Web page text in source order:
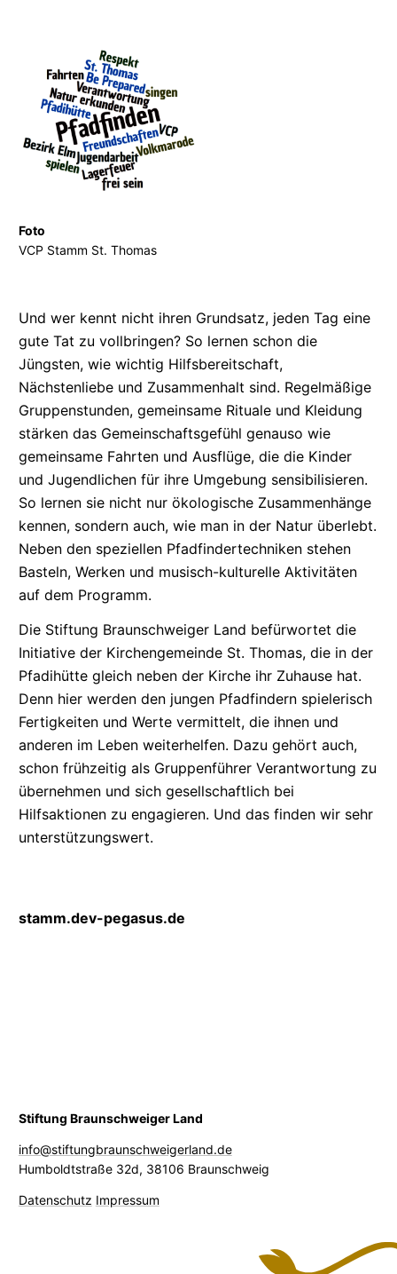
Foto
VCP Stamm St. Thomas
Und wer kennt nicht ihren Grundsatz, jeden Tag eine
gute Tat zu vollbringen? So lernen schon die
Jüngsten, wie wichtig Hilfsbereitschaft,
Nächstenliebe und Zusammenhalt sind. Regelmäßige
Gruppenstunden,gemeinsame Rituale und Kleidung
stärken das Gemeinschaftsgefühl genauso wie
gemeinsame Fahrten und Ausflüge, die die Kinder
und Jugendlichen für ihre Umgebung sensibilisieren.
So lernen sie nicht nur ökologische Zusammenhänge
kennen, sondern auch, wie man in der Natur überlebt.
Neben den speziellen Pfadfindertechnikenstehen
Basteln, Werken und musisch-kulturelleAktivitäten
auf dem Programm.
Die Stiftung Braunschweiger Land befürwortet die
Initiative der KirchengemeindeSt. Thomas, die in der
Pfadihütte gleich neben der Kirche ihr Zuhause hat.
Denn hier werden den jungen Pfadfindern spielerisch
Fertigkeiten und Werte vermittelt, die ihnen und
anderen im Leben weiterhelfen. Dazu gehört auch,
schon frühzeitig als Gruppenführer Verantwortung zu
übernehmen und sich gesellschaftlichbei
Hilfsaktionen zu engagieren. Und das finden wir sehr
unterstützungswert.
stamm.dev-pegasus.de
Stiftung Braunschweiger Land
info@stiftungbraunschweigerland.de
Humboldtstraße 32d, 38106 Braunschweig
Datenschutz Impressum